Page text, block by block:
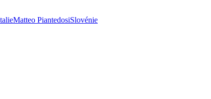
Matteo PiantedosiSlovénie